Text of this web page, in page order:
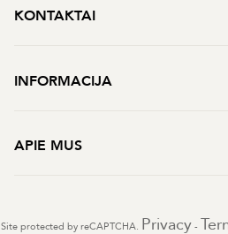
KONTAKTAI
INFORMACIJA
APIE MUS
Site protected by reCAPTCHA. Privacy -